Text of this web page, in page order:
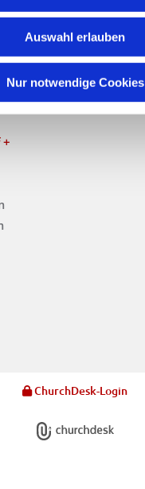
Auswahl erlauben
Nur notwendige Cookies
ChurchDesk-Login